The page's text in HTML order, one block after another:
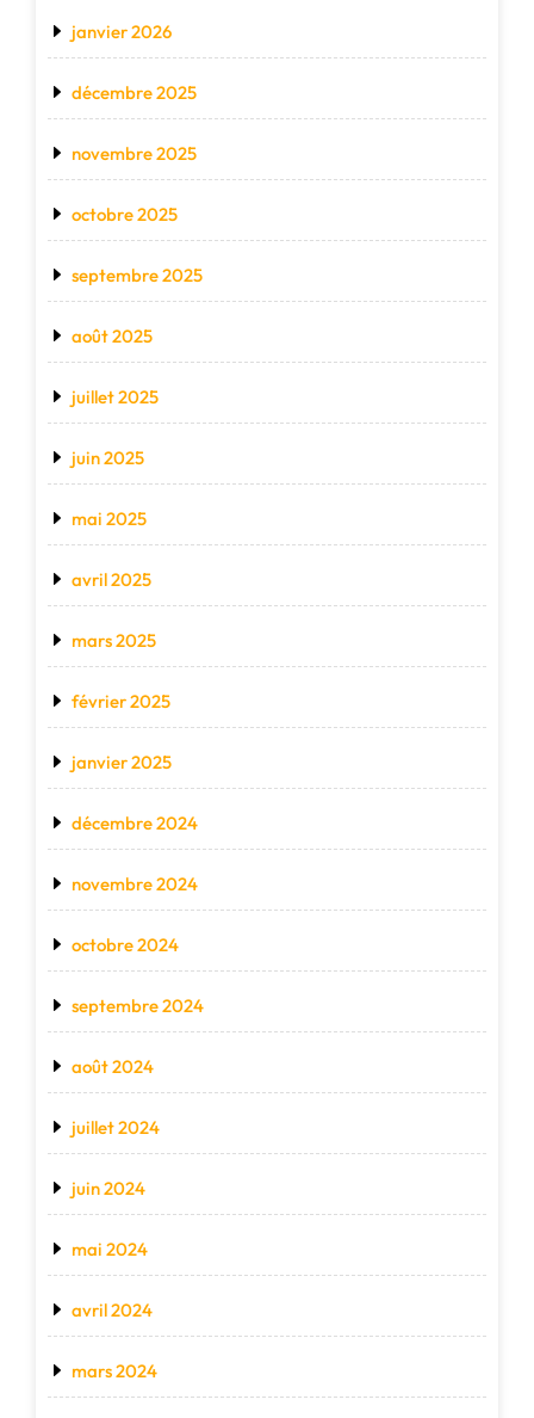
janvier 2026
décembre 2025
novembre 2025
octobre 2025
septembre 2025
août 2025
juillet 2025
juin 2025
mai 2025
avril 2025
mars 2025
février 2025
janvier 2025
décembre 2024
novembre 2024
octobre 2024
septembre 2024
août 2024
juillet 2024
juin 2024
mai 2024
avril 2024
mars 2024